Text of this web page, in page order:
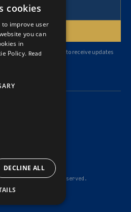
policyand consent to receive updates
Inc. — All rights reserved.
FRENCH
ENGLISH
cookies
to improve user
you can
in
Policy. Read
DECLINE ALL